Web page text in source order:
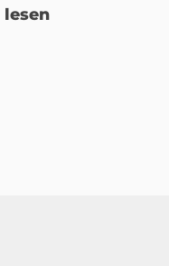
lesen